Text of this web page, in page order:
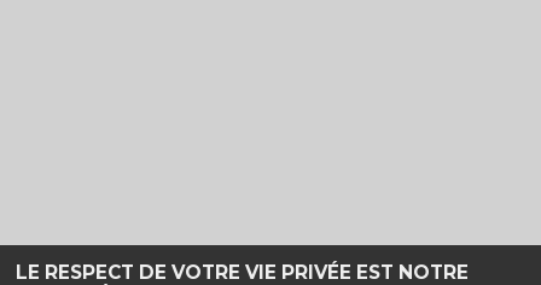
LE RESPECT DE VOTRE VIE PRIVÉE EST NOTRE